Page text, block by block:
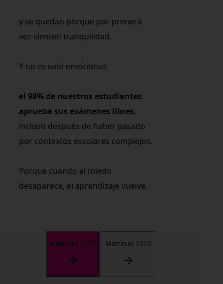
y se quedan porque por primera
vez sienten tranquilidad.
Y no es solo emocional:
el 98% de nuestros estudiantes
aprueba sus exámenes libres,
incluso después de haber pasado
por contextos escolares complejos.
Porque cuando el miedo
desaparece, el aprendizaje vuelve.
Matrícula 2027 Matrícula 2026